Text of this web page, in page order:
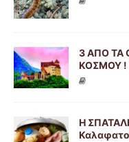
3 ΑΠΟ ΤΑ
ΚΟΣΜΟΥ !
Η